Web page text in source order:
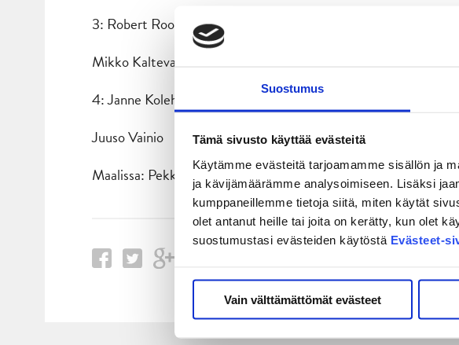
Suostumus
Tämä sivusto käyttää evästeitä
Käytämme evästeitä tarjoamamme sisällön ja
ja kävijämäärämme analysoimiseen. Lisäksi
kumppaneillemme tietoja siitä, miten käytät
olet antanut heille tai joita on kerätty, kun olet
suostumustasi evästeiden käytöstä Evästeet-
Vain välttämättömät evästeet
3: Robert Rooba – Antti Suomela – Joonas Nättinen
Mikko Kalteva- Urho Vaakanainen
4: Janne Kolehmainen – Henri Kanninen – Tuomas Pihlman
Juuso Vainio
Maalissa: Pekka Tuokkola (Juho Olkinuora)